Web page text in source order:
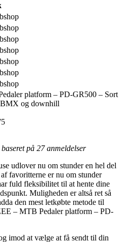
platform – PD-GR500 – Sort
BMX og downhill
på 27anmeldelser
udlover nu om stunder en hel del
favoritterne er nu om stunder
fuld fleksibilitet til at hente dine
Muligheden er altså ret så
den mest letkøbte metode til
– MTB Pedaler platform – PD-
imod at vælge at få sendt til din